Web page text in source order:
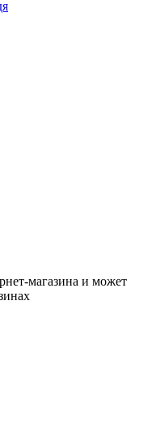
магазина и может